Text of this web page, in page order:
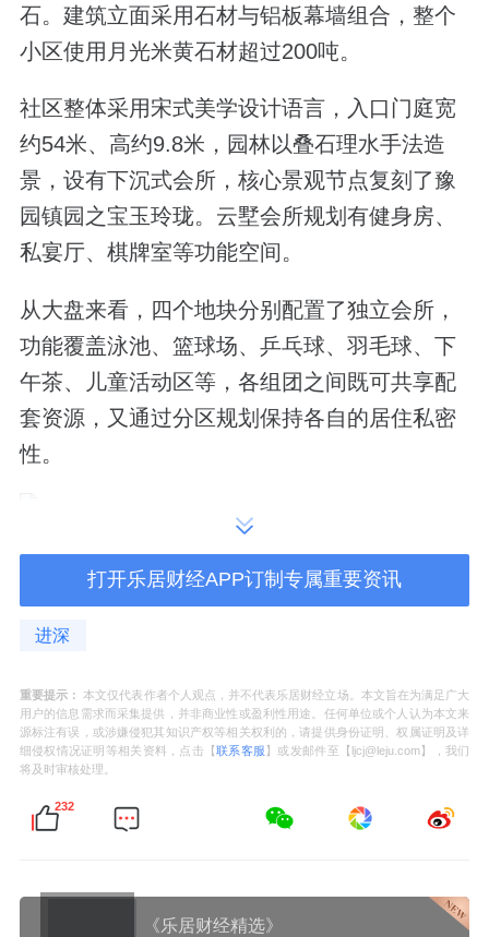
石。建筑立面采用石材与铝板幕墙组合，整个
小区使用月光米黄石材超过200吨。
社区整体采用宋式美学设计语言，入口门庭宽
约54米、高约9.8米，园林以叠石理水手法造
景，设有下沉式会所，核心景观节点复刻了豫
园镇园之宝玉玲珑。云墅会所规划有健身房、
私宴厅、棋牌室等功能空间。
从大盘来看，四个地块分别配置了独立会所，
功能覆盖泳池、篮球场、乒乓球、羽毛球、下
午茶、儿童活动区等，各组团之间既可共享配
套资源，又通过分区规划保持各自的居住私密
性。
项目东侧紧邻曲水泾浜天然河道，沿河将打造
滨水绿化带，周边另有多处口袋公园分布。
板块生态资源集中度较高。美兰湖面积约300
成双湖体系，周边分布有美兰湖中央公园、美
兰西湖公园及36洞国际标准高尔夫球场，板块
打开乐居财经APP订制专属重要资讯
进深
重要提示： 本文仅代表作者个人观点，并不代表乐居财经立场。本文旨在为满足广大
用户的信息需求而采集提供，并非商业性或盈利性用途。任何单位或个人认为本文来
源标注有误，或涉嫌侵犯其知识产权等相关权利的，请提供身份证明、权属证明及详
细侵权情况证明等相关资料，点击【联系客服 】或发邮件至【ljcj@leju.com】，我们
将及时审核处理。
232
《乐居财经精选》